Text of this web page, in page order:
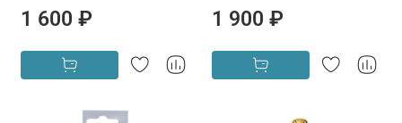
1 600 ₽ 1 900 ₽